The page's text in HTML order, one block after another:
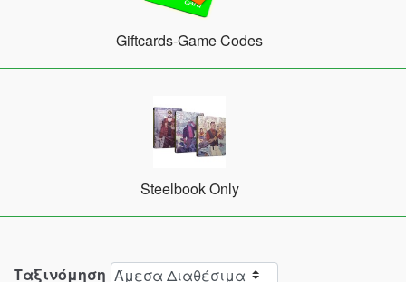
Giftcards-Game Codes
Steelbook Only
Ταξινόμηση